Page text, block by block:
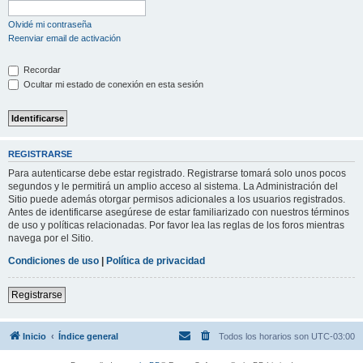
Olvidé mi contraseña
Reenviar email de activación
Recordar
Ocultar mi estado de conexión en esta sesión
REGISTRARSE
Para autenticarse debe estar registrado. Registrarse tomará solo unos pocos
segundos y le permitirá un amplio acceso al sistema. La Administración del
Sitio puede además otorgar permisos adicionales a los usuarios registrados.
Antes de identificarse asegúrese de estar familiarizado con nuestros términos
de uso y políticas relacionadas. Por favor lea las reglas de los foros mientras
navega por el Sitio.
Condiciones de uso | Política de privacidad
Registrarse
Inicio Índice general Todos los horarios son UTC-03:00